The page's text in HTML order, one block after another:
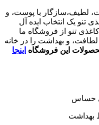
لطیف،سازگار با پوست، و
تنو یک انتخاب ایده آل
تنو از فروشگاه ما
لطافت، و بهداشت را در خانه
این فروشگاه اینجا
حساس
بهداشت